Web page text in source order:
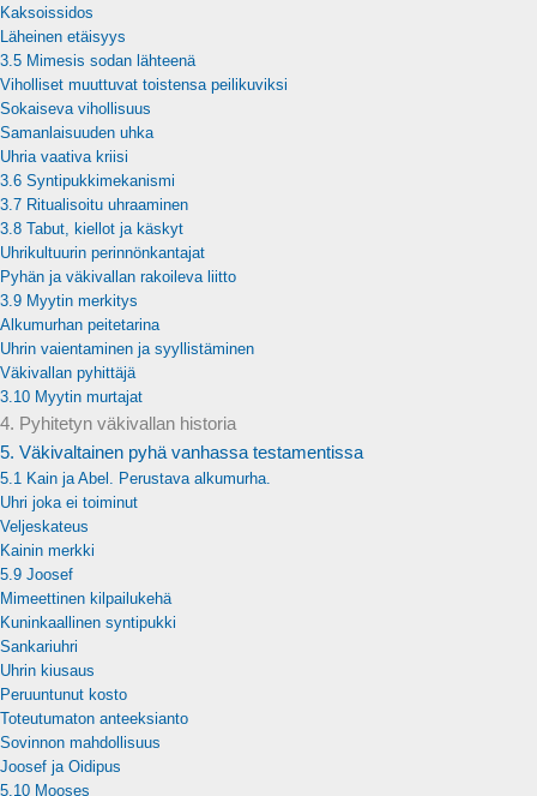
Kaksoissidos
Läheinen etäisyys
3.5 Mimesis sodan lähteenä
Viholliset muuttuvat toistensa peilikuviksi
Sokaiseva vihollisuus
Samanlaisuuden uhka
Uhria vaativa kriisi
3.6 Syntipukkimekanismi
3.7 Ritualisoitu uhraaminen
3.8 Tabut, kiellot ja käskyt
Uhrikultuurin perinnönkantajat
Pyhän ja väkivallan rakoileva liitto
3.9 Myytin merkitys
Alkumurhan peitetarina
Uhrin vaientaminen ja syyllistäminen
Väkivallan pyhittäjä
3.10 Myytin murtajat
4. Pyhitetyn väkivallan historia
5. Väkivaltainen pyhä vanhassa testamentissa
5.1 Kain ja Abel. Perustava alkumurha.
Uhri joka ei toiminut
Veljeskateus
Kainin merkki
5.9 Joosef
Mimeettinen kilpailukehä
Kuninkaallinen syntipukki
Sankariuhri
Uhrin kiusaus
Peruuntunut kosto
Toteutumaton anteeksianto
Sovinnon mahdollisuus
Joosef ja Oidipus
5.10 Mooses